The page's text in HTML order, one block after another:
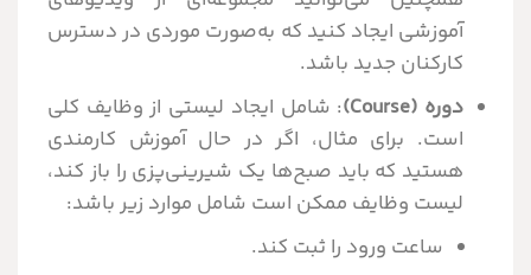
آموزشی ایجاد کنید که به‌صورت موردی در دسترس
کارکنان جدید باشد.
دوره (Course)
: شامل ایجاد لیستی از وظایف کلی
است. برای مثال، اگر در حال آموزش کارمندی
هستید که باید صبح‌ها یک شیرینی‌پزی را باز کند،
لیست وظایف ممکن است شامل موارد زیر باشد:
ساعت ورود را ثبت کند.